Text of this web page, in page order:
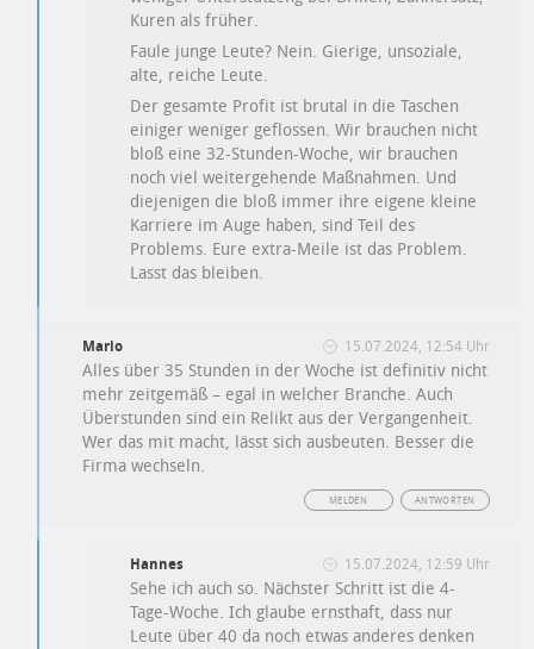
Kuren als früher.
Faule junge Leute? Nein. Gierige, unsoziale,
alte, reiche Leute.
Der gesamte Profit ist brutal in die Taschen
einiger weniger geflossen. Wir brauchen nicht
bloß eine 32-Stunden-Woche, wir brauchen
noch viel weitergehende Maßnahmen. Und
diejenigen die bloß immer ihre eigene kleine
Karriere im Auge haben, sind Teil des
Problems. Eure extra-Meile ist das Problem.
Lasst das bleiben.
Mario 15.07.2024, 12:54 Uhr
Alles über 35 Stunden in der Woche ist definitiv nicht
mehr zeitgemäß – egal in welcher Branche. Auch
Überstunden sind ein Relikt aus der Vergangenheit.
Wer das mit macht, lässt sich ausbeuten. Besser die
Firma wechseln.
ANTWORTEN
MELDEN
Hannes 15.07.2024, 12:59 Uhr
Sehe ich auch so. Nächster Schritt ist die 4-
Tage-Woche. Ich glaube ernsthaft, dass nur
Leute über 40 da noch etwas anderes denken